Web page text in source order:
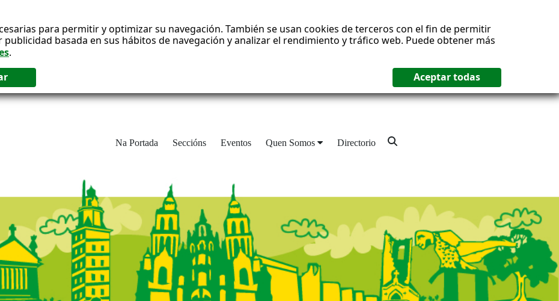
para permitir y optimizar su navegación. También se usan cookies de terceros con el fin de permitir
basada en sus hábitos de navegación y analizar el rendimiento y tráfico web. Puede obtener más
.
Na Portada Seccións Eventos Quen Somos Directorio